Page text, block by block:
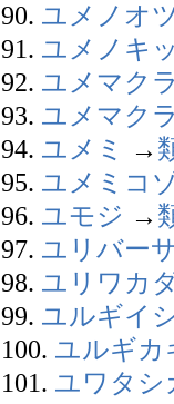
90. ユメノオ
91. ユメノキ
92. ユメマク
93. ユメマク
94. ユメミ →
95. ユメミコ
96. ユモジ →
97. ユリバー
98. ユリワカ
99. ユルギイ
100. ユルギカ
101. ユワタシ